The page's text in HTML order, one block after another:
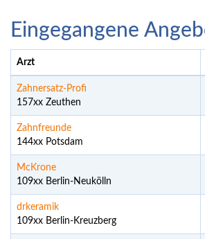
Eingegangene
Arzt
Zahnersatz-Profi
157xx Zeuthen
Zahnfreunde
144xx Potsdam
McKrone
109xx Berlin-Neukölln
drkeramik
109xx Berlin-Kreuzberg